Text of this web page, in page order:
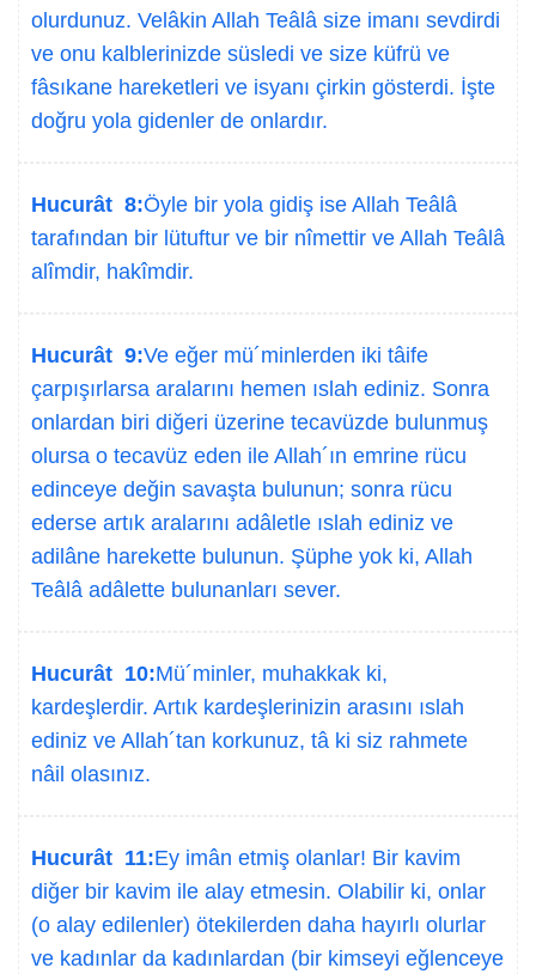
olurdunuz. Velâkin Allah Teâlâ size imanı sevdirdi
ve onu kalblerinizde süsledi ve size küfrü ve
fâsıkane hareketleri ve isyanı çirkin gösterdi. İşte
doğru yola gidenler de onlardır.
Hucurât 8:Öyle bir yola gidiş ise Allah Teâlâ
tarafından bir lütuftur ve bir nîmettir ve Allah Teâlâ
alîmdir, hakîmdir.
Hucurât 9:Ve eğer mü´minlerden iki tâife
çarpışırlarsa aralarını hemen ıslah ediniz. Sonra
onlardan biri diğeri üzerine tecavüzde bulunmuş
olursa o tecavüz eden ile Allah´ın emrine rücu
edinceye değin savaşta bulunun; sonra rücu
ederse artık aralarını adâletle ıslah ediniz ve
adilâne harekette bulunun. Şüphe yok ki, Allah
Teâlâ adâlette bulunanları sever.
Hucurât 10:Mü´minler, muhakkak ki,
kardeşlerdir. Artık kardeşlerinizin arasını ıslah
ediniz ve Allah´tan korkunuz, tâ ki siz rahmete
nâil olasınız.
Hucurât 11:Ey imân etmiş olanlar! Bir kavim
diğer bir kavim ile alay etmesin. Olabilir ki, onlar
(o alay edilenler) ötekilerden daha hayırlı olurlar
ve kadınlar da kadınlardan (bir kimseyi eğlenceye